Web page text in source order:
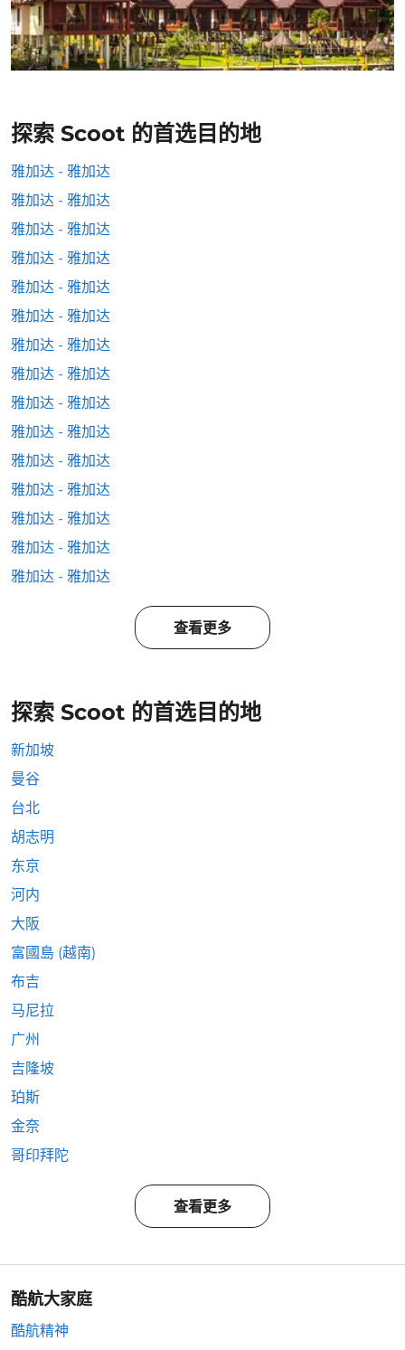
探索 Scoot 的首选目的地
雅加达 - 雅加达
雅加达 - 雅加达
雅加达 - 雅加达
雅加达 - 雅加达
雅加达 - 雅加达
雅加达 - 雅加达
雅加达 - 雅加达
雅加达 - 雅加达
雅加达 - 雅加达
雅加达 - 雅加达
雅加达 - 雅加达
雅加达 - 雅加达
雅加达 - 雅加达
雅加达 - 雅加达
雅加达 - 雅加达
查看更多
探索 Scoot 的首选目的地
新加坡
曼谷
台北
胡志明
东京
河内
大阪
富國島 (越南)
布吉
马尼拉
广州
吉隆坡
珀斯
金奈
哥印拜陀
查看更多
酷航大家庭
酷航精神